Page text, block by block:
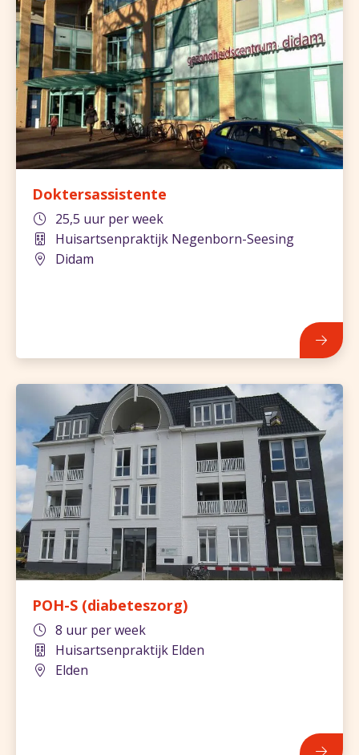
Doktersassistente
25,5 uur per week
Huisartsenpraktijk Negenborn-Seesing
Didam
POH-S (diabeteszorg)
8 uur per week
Huisartsenpraktijk Elden
Elden